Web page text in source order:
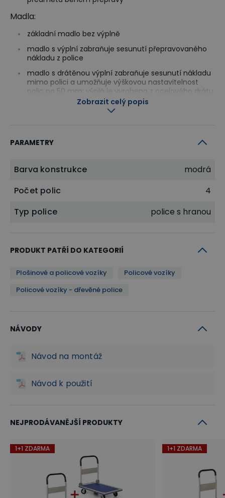
Madla:
základní madlo bez výplně
madlo s výplní zabraňuje sesunutí přepravovaného
nákladu z police
madlo s drátěnou výplní zabraňuje sesunutí nákladu
mimo polici a umožňuje výškovou nastavitelnost
polic po 50 mm; výplň je vyrobena z ocelového drátu
o průměru 4 mm
černé pryže. Jedno otočné kolečko vybaveno
kvality podlahy, velikosti překážek, přes které bude
vozík používán. Další alternativou jsou kola
barevným odstínem dle barevné stupnice RAL
Zobrazit celý popis
PARAMETRY
Barva konstrukce
modrá
Počet polic
4
Typ police
police s hranou
PRODUKT PATŘÍ DO KATEGORIÍ
Plošinové a policové vozíky
Policové vozíky
Policové vozíky - dřevěné police
NÁVODY
Návod na montáž
Návod k použití
NEJPRODÁVANĚJŠÍ PRODUKTY
1+1 ZDARMA 1+1 ZDARMA